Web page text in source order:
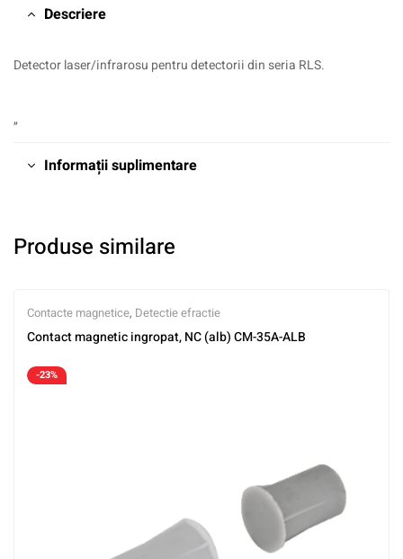
Descriere
Detector laser/infrarosu pentru detectorii din seria RLS.
„
Informații suplimentare
Produse similare
Contacte magnetice, Detectie efractie
Contact magnetic ingropat, NC (alb) CM-35A-ALB
-23%